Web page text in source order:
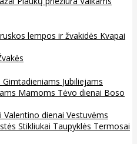
lempos ir žvakidės Kvapai
Gimtadieniams Jubiliejams
Mamoms Tėvo dienai Boso
Valentino dienai Vestuvėms
Stikliukai Taupyklės Termosai